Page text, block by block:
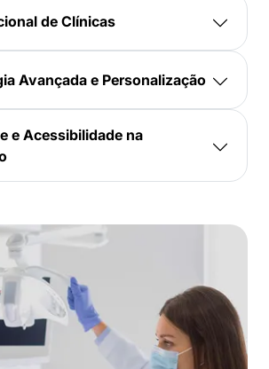
de Clínicas
Avançada e Personalização
e Acessibilidade na